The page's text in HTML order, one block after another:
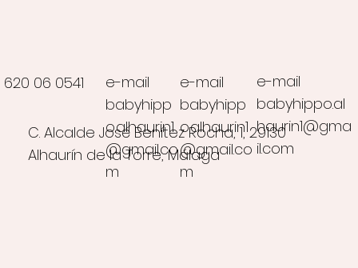
e-mail
babyhipp
o.alhaurin1
@gmail.co
m
620 06 0541
e-mail
babyhippo.al
haurin1@gma
il.com
C. Alcalde José Benítez Rocha, 1, 29130
Alhaurín de la Torre, Málaga
e-mail
babyhipp
o.alhaurin1
@gmail.co
m